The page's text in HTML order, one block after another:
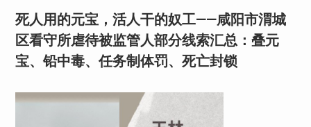
死人用的元宝，活人干的奴工——咸阳市渭城
区看守所虐待被监管人部分线索汇总：叠元
宝、铅中毒、任务制体罚、死亡封锁